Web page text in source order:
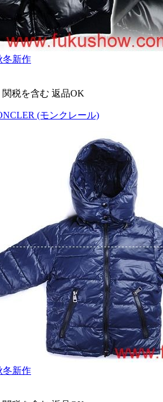
冬新作
関税を含む 返品OK
(モンクレール)
冬新作